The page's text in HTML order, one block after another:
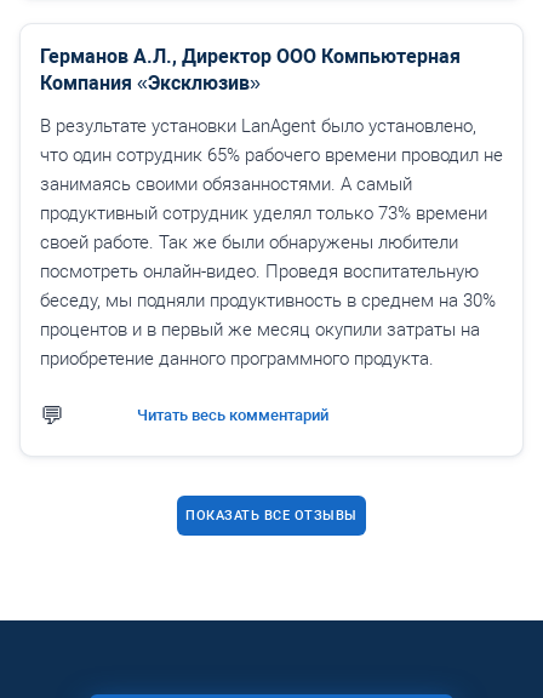
Германов А.Л., Директор ООО Компьютерная
Компания «Эксклюзив»
В результате установки LanAgent было установлено,
что один сотрудник 65% рабочего времени проводил не
занимаясь своими обязанностями. А самый
продуктивный сотрудник уделял только 73% времени
своей работе. Так же были обнаружены любители
посмотреть онлайн-видео. Проведя воспитательную
беседу, мы подняли продуктивность в среднем на 30%
процентов и в первый же месяц окупили затраты на
приобретение данного программного продукта.
Читать весь комментарий
ПОКАЗАТЬ ВСЕ ОТЗЫВЫ